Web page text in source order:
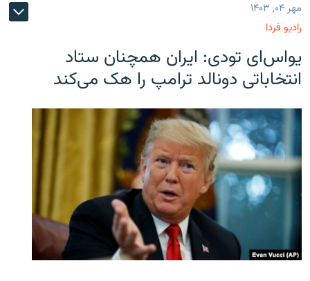
مهر ۰۴, ۱۴۰۳
رادیو فردا
یو‌اس‌ای تودی: ایران همچنان ستاد
انتخاباتی دونالد ترامپ را هک می‌کند